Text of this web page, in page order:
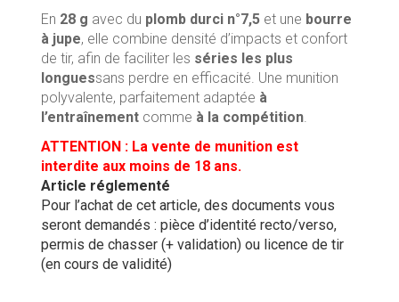
En 28 g avec du plomb durci n°7,5 et une bourre
à jupe, elle combine densité d’impacts et confort
de tir, afin de faciliter les séries les plus
longuessans perdre en efficacité. Une munition
polyvalente, parfaitement adaptée à
l’entraînement comme à la compétition.
ATTENTION : La vente de munition est
interdite aux moins de 18 ans.
Article réglementé
Pour l’achat de cet article, des documents vous
seront demandés : pièce d’identité recto/verso,
permis de chasser (+ validation) ou licence de tir
(en cours de validité)